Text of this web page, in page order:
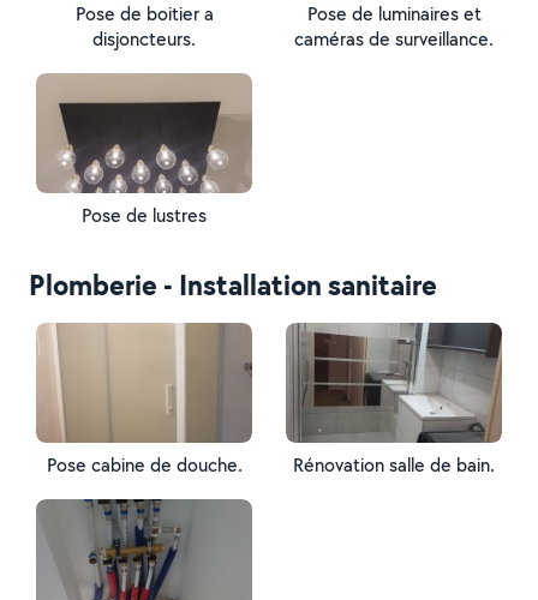
Pose de boitier a
disjoncteurs.
Pose de luminaires et
caméras de surveillance.
Pose de lustres
Plomberie - Installation sanitaire
Pose cabine de douche. Rénovation salle de bain.